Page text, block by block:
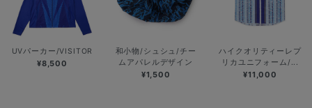
UVパーカー/VISITOR
¥8,500
和小物/シュシュ/チー
ムアパレルデザイン
¥1,500
ハイクオリティーレプ
リカユニフォーム/...
¥11,000